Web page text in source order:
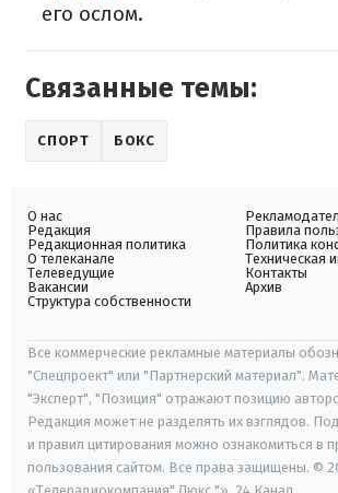
его ослом.
Связанные темы:
СПОРТ БОКС
О нас
Редакция
Редакционная политика
О телеканале
Телеведущие
Вакансии
Структура собственности
Правила
Политика
Техническая
Контакты
Архив
Все коммерческие рекламные материалы
"Спецпроект" или "Партнерский материал".
"Эксперт", "Позиция" отражают позицию
Редакция может не разделять их взглядов.
и правил цитирования можно ознакомиться в
пользования сайтом. Все права защищены. ©